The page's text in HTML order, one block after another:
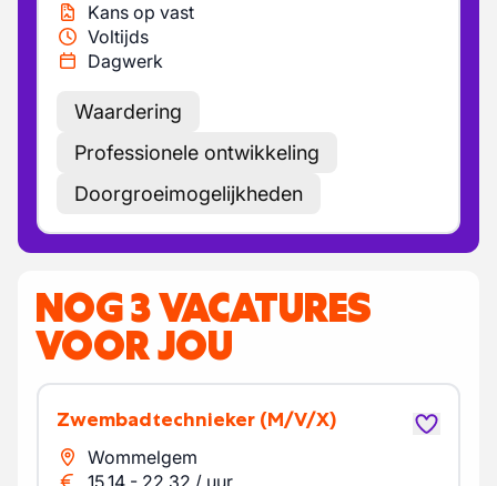
Kans op vast
Voltijds
Dagwerk
Waardering
Professionele ontwikkeling
Doorgroeimogelijkheden
NOG 3 VACATURES
VOOR JOU
Zwembadtechnieker (M/V/X)
Wommelgem
15.14 - 22.32 / uur